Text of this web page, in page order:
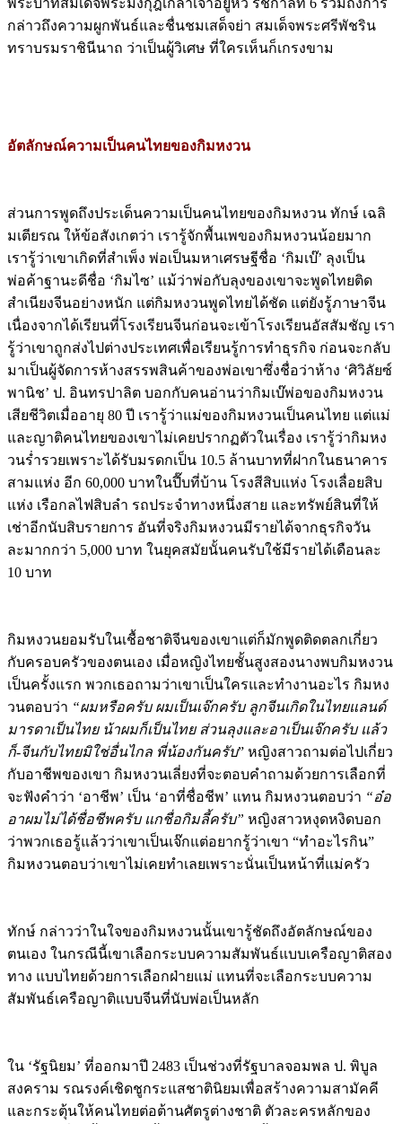
ทราบรมราชินีนาถ ว่าเป็นผู้วิเศษ ที่ใครเห็นก็เกรงขาม
มเตียรณ ให้ข้อสังเกตว่า เรารู้จักพื้นเพของกิมหงวนน้อยมาก
เรารู้ว่าเขาเกิดที่สำเพ็ง พ่อเป็นมหาเศรษฐีชื่อ ‘กิมเบ๊’ ลุงเป็น
พ่อค้าฐานะดีชื่อ ‘กิมไซ’ แม้ว่าพ่อกับลุงของเขาจะพูดไทยติด
สำเนียงจีนอย่างหนัก แต่กิมหงวนพูดไทยได้ชัด แต่ยังรู้ภาษาจีน
เนื่องจากได้เรียนที่โรงเรียนจีนก่อนจะเข้าโรงเรียนอัสสัมชัญ เรา
รู้ว่าเขาถูกส่งไปต่างประเทศเพื่อเรียนรู้การทำธุรกิจ ก่อนจะกลับ
มาเป็นผู้จัดการห้างสรรพสินค้าของพ่อเขาซึ่งชื่อว่าห้าง ‘ศิวิลัยซ์
พานิช’ ป. อินทรปาลิต บอกกับคนอ่านว่ากิมเบ๊พ่อของกิมหงวน
เสียชีวิตเมื่ออายุ 80 ปี เรารู้ว่าแม่ของกิมหงวนเป็นคนไทย แต่แม่
และญาติคนไทยของเขาไม่เคยปรากฏตัวในเรื่อง เรารู้ว่ากิมหง
วนร่ำรวยเพราะได้รับมรดกเป็น 10.5 ล้านบาทที่ฝากในธนาคาร
สามแห่ง อีก 60,000 บาทในปี๊บที่บ้าน โรงสีสิบแห่ง โรงเลื่อยสิบ
แห่ง เรือกลไฟสิบลำ รถประจำทางหนึ่งสาย และทรัพย์สินที่ให้
เช่าอีกนับสิบรายการ อันที่จริงกิมหงวนมีรายได้จากธุรกิจวัน
ละมากกว่า 5,000 บาท ในยุคสมัยนั้นคนรับใช้มีรายได้เดือนละ
10 บาท
กับครอบครัวของตนเอง เมื่อหญิงไทยชั้นสูงสองนางพบกิมหงวน
เป็นครั้งแรก พวกเธอถามว่าเขาเป็นใครและทำงานอะไร กิมหง
วนตอบว่า“ผมหรือครับ ผมเป็นเจ๊กครับ ลูกจีนเกิดในไทยแลนด์
มารดาเป็นไทย น้าผมก็เป็นไทย ส่วนลุงและอาเป็นเจ๊กครับ แล้ว
ก็-จีนกับไทยมิใช่อื่นไกล พี่น้องกันครับ” หญิงสาวถามต่อไปเกี่ยว
กับอาชีพของเขา กิมหงวนเลี่ยงที่จะตอบคำถามด้วยการเลือกที่
จะฟังคำว่า ‘อาชีพ’ เป็น ‘อาที่ชื่อชีพ’ แทน กิมหงวนตอบว่า“อ๋อ
อาผมไม่ได้ชื่อชีพครับ แกชื่อกิมลี้ครับ”หญิงสาวหงุดหงิดบอก
ว่าพวกเธอรู้แล้วว่าเขาเป็นเจ๊กแต่อยากรู้ว่าเขา “ทำอะไรกิน”
กิมหงวนตอบว่าเขาไม่เคยทำเลยเพราะนั่นเป็นหน้าที่แม่ครัว
ตนเอง ในกรณีนี้เขาเลือกระบบความสัมพันธ์แบบเครือญาติสอง
ทาง แบบไทยด้วยการเลือกฝ่ายแม่ แทนที่จะเลือกระบบความ
สัมพันธ์เครือญาติแบบจีนที่นับพ่อเป็นหลัก
สงคราม รณรงค์เชิดชูกระแสชาตินิยมเพื่อสร้างความสามัคคี
และกระตุ้นให้คนไทยต่อต้านศัตรูต่างชาติ ตัวละครหลักของ
นวนิยายเรื่องนี้ตัดสินใจตั้งสมาคมรัฐนิยมขึ้นตอบสนองต่อการ